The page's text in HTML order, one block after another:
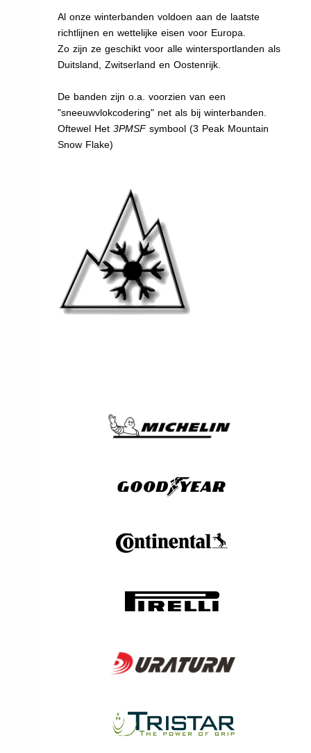
Al onze winterbanden voldoen aan de laatste
richtlijnen en wettelijke eisen voor Europa.
Zo zijn ze geschikt voor alle wintersportlanden als
Duitsland, Zwitserland en Oostenrijk.
De banden zijn o.a. voorzien van een
"sneeuwvlokcodering" net als bij winterbanden.
Oftewel Het3PMSFsymbool (3 Peak Mountain
Snow Flake)